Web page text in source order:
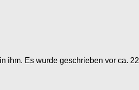
ihm. Es wurde geschrieben vor ca.